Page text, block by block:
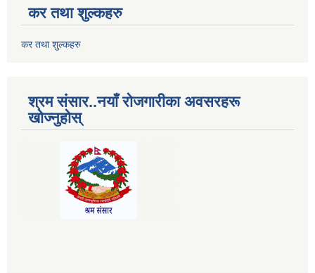
कर तथा शुल्कहरु
कर तथा शुल्कहरु
श्रम संसार..नयाँ रोजगारीका अवसरहरू
खोज्नुहोस्